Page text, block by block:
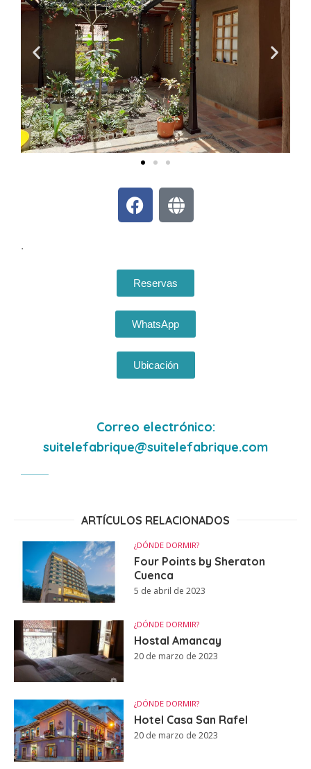
.
Reservas
WhatsApp
Ubicación
Correo electrónico:
suitelefabrique@suitelefabrique.com
ARTÍCULOS RELACIONADOS
¿DÓNDE DORMIR?
Four Points by Sheraton
Cuenca
5 de abril de 2023
¿DÓNDE DORMIR?
Hostal Amancay
20 de marzo de 2023
¿DÓNDE DORMIR?
Hotel Casa San Rafel
20 de marzo de 2023